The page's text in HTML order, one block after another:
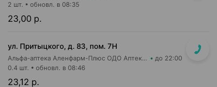
23,00 р.
2 шт. обновл. в 08:35
ул. Притыцкого, д. 83, пом. 7Н
Альфа-аптека Аленфарм-Плюс ОДО Аптека №14 до 22:00
23,12 р.
0.4 шт. обновл. в 08:46